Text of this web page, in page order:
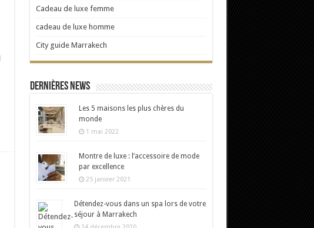
Cadeau de luxe femme
cadeau de luxe homme
City guide Marrakech
Dernières news
Les 5 maisons les plus chères du
monde
1 mai 2022
Montre de luxe : l’accessoire de mode
par excellence
25 janvier 2021
Détendez-vous dans un spa lors de votre
séjour à Marrakech